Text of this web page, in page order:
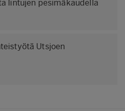
lintujen pesimäkaudella
Utsjoen